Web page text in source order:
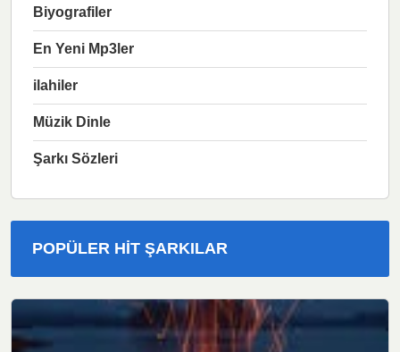
Biyografiler
En Yeni Mp3ler
ilahiler
Müzik Dinle
Şarkı Sözleri
POPÜLER HIT ŞARKILAR